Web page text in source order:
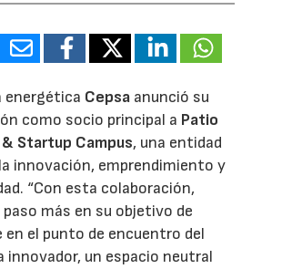
energética Cepsa anunció su
como socio principal a Patio
Startup Campus, una entidad
innovación, emprendimiento y
“Con esta colaboración,
paso más en su objetivo de
el punto de encuentro del
innovador, un espacio neutral